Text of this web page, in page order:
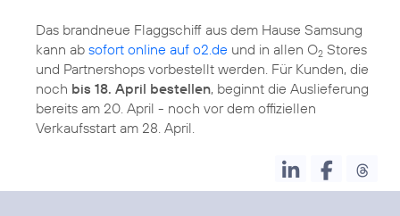
Das brandneue Flaggschiff aus dem Hause Samsung
kann ab sofort online auf o2.de und in allen O2 Stores
und Partnershops vorbestellt werden. Für Kunden, die
noch bis 18. April bestellen, beginnt die Auslieferung
bereits am 20. April - noch vor dem offiziellen
Verkaufsstart am 28. April.